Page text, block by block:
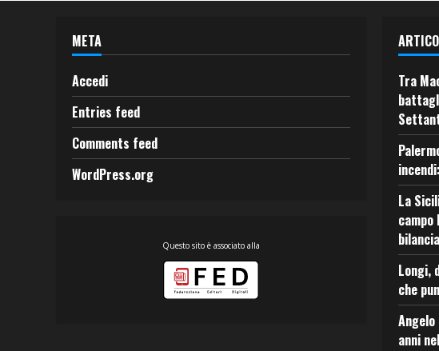
META
Accedi
Entries feed
Comments feed
WordPress.org
Questo sito è associato alla
Tra
La
bilancia
Longi,
che
anni